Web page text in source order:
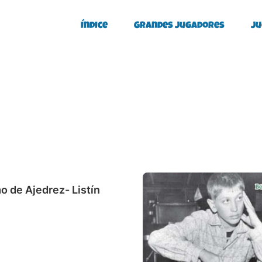
Índice Grandes Jugadores
de Ajedrez- Listín